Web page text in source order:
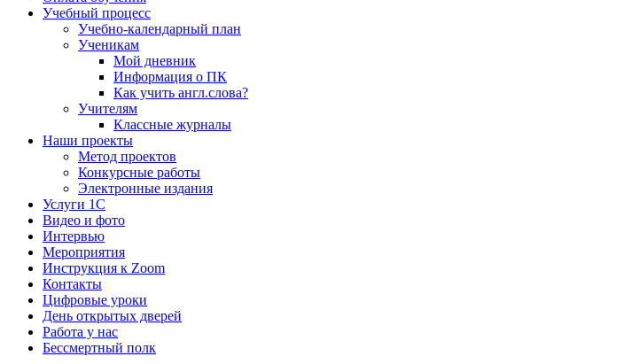
Учебный процесс
Учебно-календарный план
Ученикам
Мой дневник
Информация о ПК
Как учить англ.слова?
Учителям
Классные журналы
Наши проекты
Метод проектов
Конкурсные работы
Электронные издания
Услуги 1C
Видео и фото
Интервью
Мероприятия
Инструкция к Zoom
Контакты
Цифровые уроки
День открытых дверей
Работа у нас
Бессмертный полк